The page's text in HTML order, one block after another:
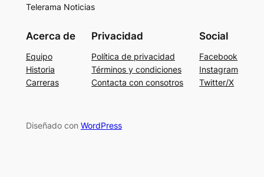
Telerama Noticias
Acerca de
Equipo
Historia
Carreras
Privacidad
Política de privacidad
Términos y condiciones
Contacta con consotros
Social
Facebook
Instagram
Twitter/X
Diseñado con WordPress